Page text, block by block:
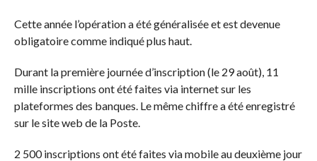
Cette année l’opération a été généralisée et est devenue
obligatoire comme indiqué plus haut.
Durant la première journée d’inscription (le 29 août), 11
mille inscriptions ont été faites via internet sur les
plateformes des banques. Le même chiffre a été enregistré
sur le site web de la Poste.
2 500 inscriptions ont été faites via mobile au deuxième jour